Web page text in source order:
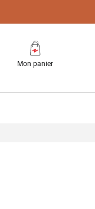
Mon panier